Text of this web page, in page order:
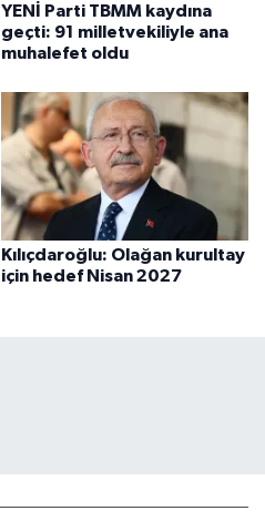
YENİ Parti TBMM kaydına
geçti: 91 milletvekiliyle ana
muhalefet oldu
Kılıçdaroğlu: Olağan kurultay
için hedef Nisan 2027